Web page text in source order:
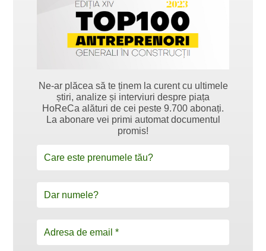
Ne-ar plăcea să te ținem la curent cu ultimele
știri, analize și interviuri despre piața
HoReCa alături de cei peste 9.700 abonați.
La abonare vei primi automat documentul
promis!